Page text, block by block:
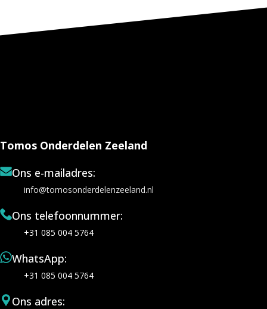
Tomos Onderdelen Zeeland
Ons e-mailadres:
info@tomosonderdelenzeeland.nl
Ons telefoonnummer:
+31 085 004 5764
WhatsApp:
+31 085 004 5764
Ons adres: